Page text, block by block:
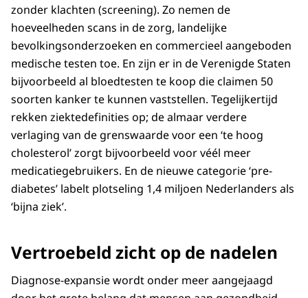
zonder klachten (screening). Zo nemen de
hoeveelheden scans in de zorg, landelijke
bevolkingsonderzoeken en commercieel aangeboden
medische testen toe. En zijn er in de Verenigde Staten
bijvoorbeeld al bloedtesten te koop die claimen 50
soorten kanker te kunnen vaststellen. Tegelijkertijd
rekken ziektedefinities op; de almaar verdere
verlaging van de grenswaarde voor een ‘te hoog
cholesterol’ zorgt bijvoorbeeld voor véél meer
medicatiegebruikers. En de nieuwe categorie ‘pre-
diabetes’ labelt plotseling 1,4 miljoen Nederlanders als
‘bijna ziek’.
Vertroebeld zicht op de nadelen
Diagnose-expansie wordt onder meer aangejaagd